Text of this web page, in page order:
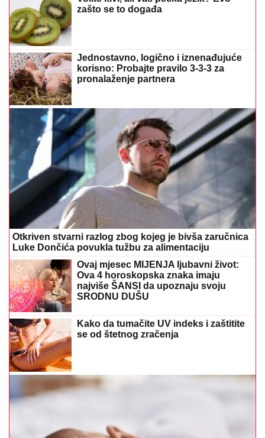
zašto se to događa
Jednostavno, logično i iznenađujuće
korisno: Probajte pravilo 3-3-3 za
pronalaženje partnera
Otkriven stvarni razlog zbog kojeg je bivša zaručnica
Luke Dončića povukla tužbu za alimentaciju
Ovaj mjesec MIJENJA ljubavni život:
Ova 4 horoskopska znaka imaju
najviše ŠANSI da upoznaju svoju
SRODNU DUŠU
Kako da tumačite UV indeks i zaštitite
se od štetnog zračenja